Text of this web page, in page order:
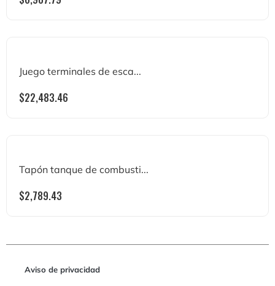
Juego terminales de esca...
$22,483.46
Tapón tanque de combusti...
$2,789.43
Aviso de privacidad